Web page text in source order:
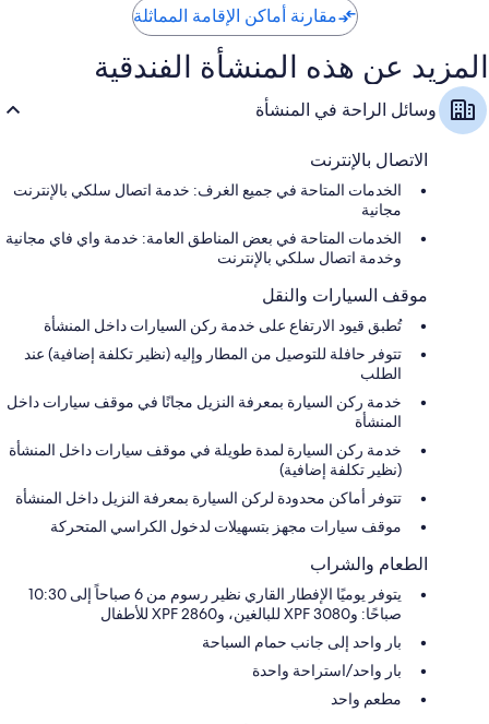
مقارنة أماكن الإقامة المماثلة
المزيد عن هذه المنشأة الفندقية
وسائل الراحة في المنشأة
الاتصال بالإنترنت
الخدمات المتاحة في جميع الغرف: خدمة اتصال سلكي بالإنترنت
مجانية
الخدمات المتاحة في بعض المناطق العامة: خدمة واي فاي مجانية
وخدمة اتصال سلكي بالإنترنت
موقف السيارات والنقل
تُطبق قيود الارتفاع على خدمة ركن السيارات داخل المنشأة
تتوفر حافلة للتوصيل من المطار وإليه (نظير تكلفة إضافية) عند
الطلب
خدمة ركن السيارة بمعرفة النزيل مجانًا في موقف سيارات داخل
المنشأة
خدمة ركن السيارة لمدة طويلة في موقف سيارات داخل المنشأة
(نظير تكلفة إضافية)
تتوفر أماكن محدودة لركن السيارة بمعرفة النزيل داخل المنشأة
موقف سيارات مجهز بتسهيلات لدخول الكراسي المتحركة
الطعام والشراب
يتوفر يوميًا الإفطار القاري نظير رسوم من 6 صباحاً إلى 10:30
صباحًا: و3080 XPF للبالغين، و2860 XPF للأطفال
بار واحد إلى جانب حمام السباحة
بار واحد/استراحة واحدة
مطعم واحد